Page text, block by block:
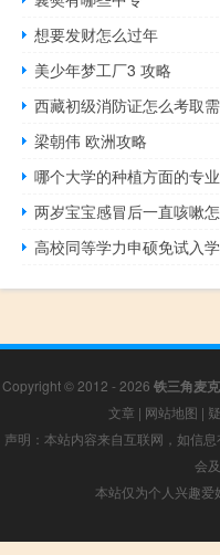
想要发财怎么过年
美少年梦工厂3 攻略
西藏初级消防证怎么考取
梁朝伟 欧洲攻略
哪个大学的种植方面的专
两岁宝宝感冒后一直咳嗽
高校同等学力申硕免试入
Copyright © 2012 - 2026 铁三角麦
文章 | 网站地图 |
声明：本站内容来自互联网，如信
会
本站仅为个人兴趣爱